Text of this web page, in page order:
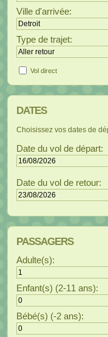
Ville d'arrivée:
Type de trajet:
Vol direct
Choisissez vos dates de
Date du vol de départ:
Date du vol de retour:
Adulte(s):
Enfant(s) (2-11 ans):
Bébé(s) (-2 ans):